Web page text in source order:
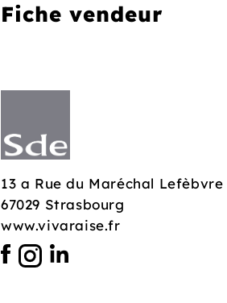
Fiche vendeur
13 a Rue du Maréchal Lefèbvre
67029 Strasbourg
www.vivaraise.fr